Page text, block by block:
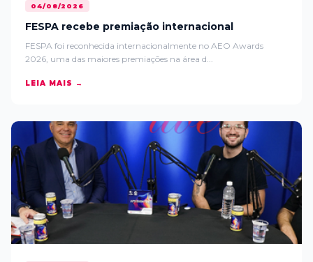
04/08/2026
FESPA recebe premiação internacional
FESPA foi reconhecida internacionalmente no AEO Awards
2026, uma das maiores premiações na área d...
LEIA MAIS →